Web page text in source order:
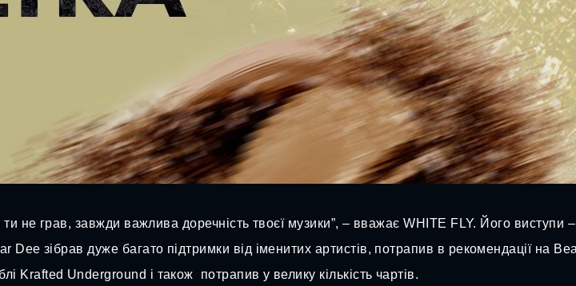
не грав, завжди важлива доречність твоєї музики”, – вважає WHITE FLY. Його виступи –
зібрав дуже багато підтримки від іменитих артистів, потрапив в рекомендації на
Underground і також потрапив у велику кількість чартів.